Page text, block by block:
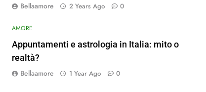
Bellaamore 2 Years Ago 0
AMORE
Appuntamenti e astrologia in Italia: mito o
realtà?
Bellaamore 1 Year Ago 0